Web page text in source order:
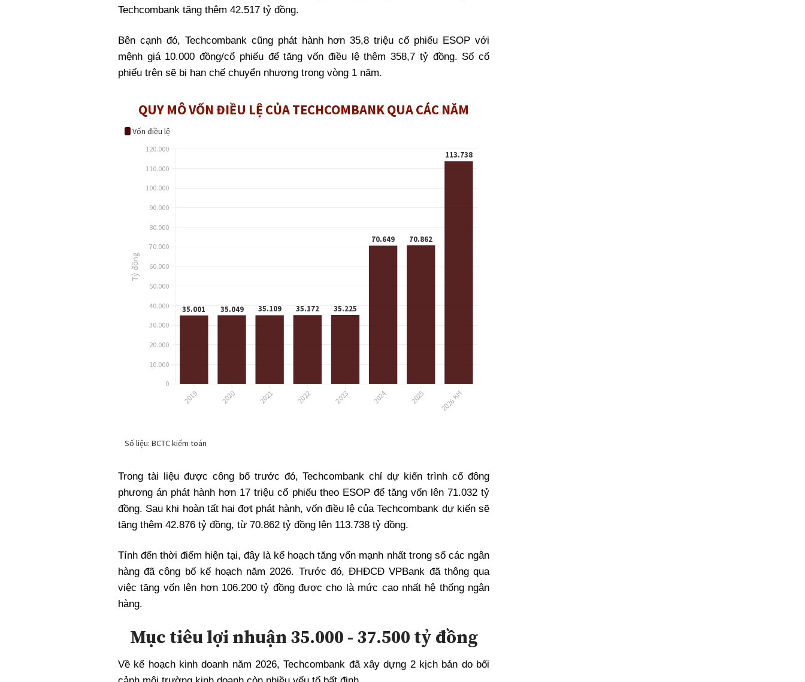
Techcombank tăng thêm 42.517 tỷ đồng.
Bên cạnh đó, Techcombank cũng phát hành hơn 35,8 triệu cổ phiếu ESOP với
mệnh giá 10.000 đồng/cổ phiếu để tăng vốn điều lệ thêm 358,7 tỷ đồng. Số cổ
phiếu trên sẽ bị hạn chế chuyển nhượng trong vòng 1 năm.
Trong tài liệu được công bố trước đó, Techcombank chỉ dự kiến trình cổ đông
phương án phát hành hơn 17 triệu cổ phiếu theo ESOP để tăng vốn lên 71.032 tỷ
đồng. Sau khi hoàn tất hai đợt phát hành, vốn điều lệ của Techcombank dự kiến sẽ
tăng thêm 42.876 tỷ đồng, từ 70.862 tỷ đồng lên 113.738 tỷ đồng.
Tính đến thời điểm hiện tại, đây là kế hoạch tăng vốn mạnh nhất trong số các ngân
hàng đã công bố kế hoạch năm 2026. Trước đó, ĐHĐCĐ VPBank đã thông qua
việc tăng vốn lên hơn 106.200 tỷ đồng được cho là mức cao nhất hệ thống ngân
hàng.
Mục tiêu lợi nhuận 35.000 - 37.500 tỷ đồng
Về kế hoạch kinh doanh năm 2026, Techcombank đã xây dựng 2 kịch bản do bối